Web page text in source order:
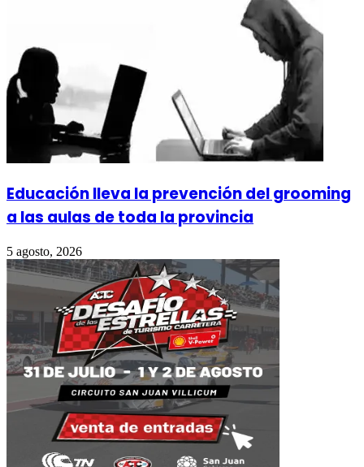
Educación lleva la prevención del grooming
a las aulas de toda la provincia
5 agosto, 2026